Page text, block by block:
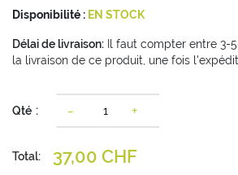
Disponibilité : EN STOCK
Délai de livraison: Il faut compter entre 3-
la livraison de ce produit, une fois
Qté +
-
Total: 37,00 CHF